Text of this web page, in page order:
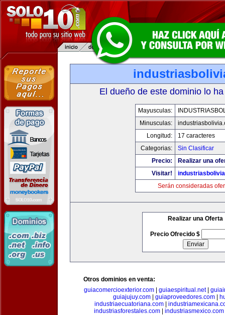
El dueño de este dominio lo
Mayusculas:
Minusculas:
Longitud:
17 caracteres
Categorias:
Sin Clasificar
Precio:
Realizar una
Visitar!
Serán consideradas
Realizar una Oferta
Precio Ofrecido $
Otros dominios en venta:
guiacomercioexterior.com| guiaespiritual.net|
guiajujuy.com| guiaproveedores.com|
industriaecuatoriana.com|
industriasforestales.com
industriasmexico.com